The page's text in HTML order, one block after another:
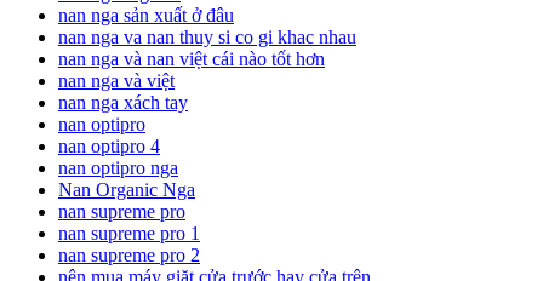
nan nga sản xuất ở đâu
nan nga va nan thuy si co gi khac nhau
nan nga và nan việt cái nào tốt hơn
nan nga và việt
nan nga xách tay
nan optipro
nan optipro 4
nan optipro nga
Nan Organic Nga
nan supreme pro
nan supreme pro 1
nan supreme pro 2
nên mua máy giặt cửa trước hay cửa trên